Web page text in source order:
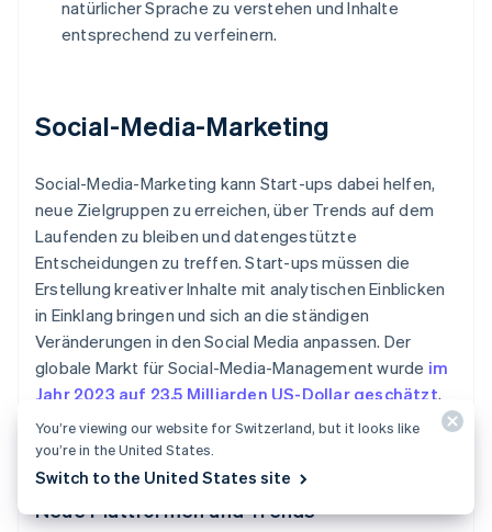
natürlicher Sprache zu verstehen und Inhalte
entsprechend zu verfeinern.
Social-Media-Marketing
Social-Media-Marketing kann Start-ups dabei helfen,
neue Zielgruppen zu erreichen, über Trends auf dem
Laufenden zu bleiben und datengestützte
Entscheidungen zu treffen. Start-ups müssen die
Erstellung kreativer Inhalte mit analytischen Einblicken
in Einklang bringen und sich an die ständigen
Veränderungen in den Social Media anpassen. Der
globale Markt für Social-Media-Management wurde im
Jahr 2023 auf 23,5 Milliarden US-Dollar geschätzt,
was unterstreicht, wie sehr Unternehmen diesen
Ansatz schätzen.
Neue Plattformen und Trends
You’re viewing our website for Switzerland, but it looks like
you’re in the United States.
Switch to the United States site